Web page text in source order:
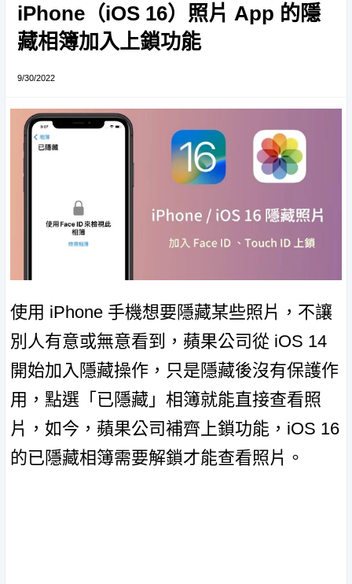
iPhone（iOS 16）照片 App 的隱
藏相簿加入上鎖功能
9/30/2022
使用 iPhone 手機想要隱藏某些照片，不讓
別人有意或無意看到，蘋果公司從 iOS 14
開始加入隱藏操作，只是隱藏後沒有保護作
用，點選「已隱藏」相簿就能直接查看照
片，如今，蘋果公司補齊上鎖功能，iOS 16
的已隱藏相簿需要解鎖才能查看照片。